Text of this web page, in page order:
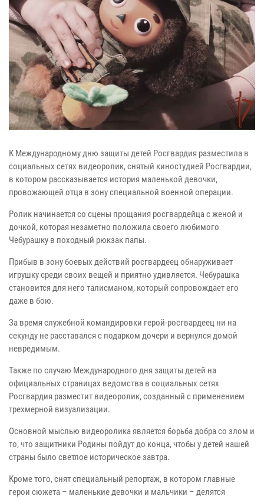
К Международному дню защиты детей Росгвардия разместила в
социальных сетях видеоролик, снятый киностудией Росгвардии,
в котором рассказывается история маленькой девочки,
провожающей отца в зону специальной военной операции.
Ролик начинается со сцены прощания росгвардейца с женой и
дочкой, которая незаметно положила своего любимого
Чебурашку в походный рюкзак папы.
Прибыв в зону боевых действий росгвардеец обнаруживает
игрушку среди своих вещей и приятно удивляется. Чебурашка
становится для него талисманом, который сопровождает его
даже в бою.
За время служебной командировки герой-росгвардеец ни на
секунду не расставался с подарком дочери и вернулся домой
невредимым.
Также по случаю Международного дня защиты детей на
официальных страницах ведомства в социальных сетях
Росгвардия разместит видеоролик, созданный с применением
трехмерной визуализации.
Основной мыслью видеоролика является борьба добра со злом и
то, что защитники Родины пойдут до конца, чтобы у детей нашей
страны было светлое историческое завтра.
Кроме того, снят специальный репортаж, в котором главные
герои сюжета – маленькие девочки и мальчики – делятся